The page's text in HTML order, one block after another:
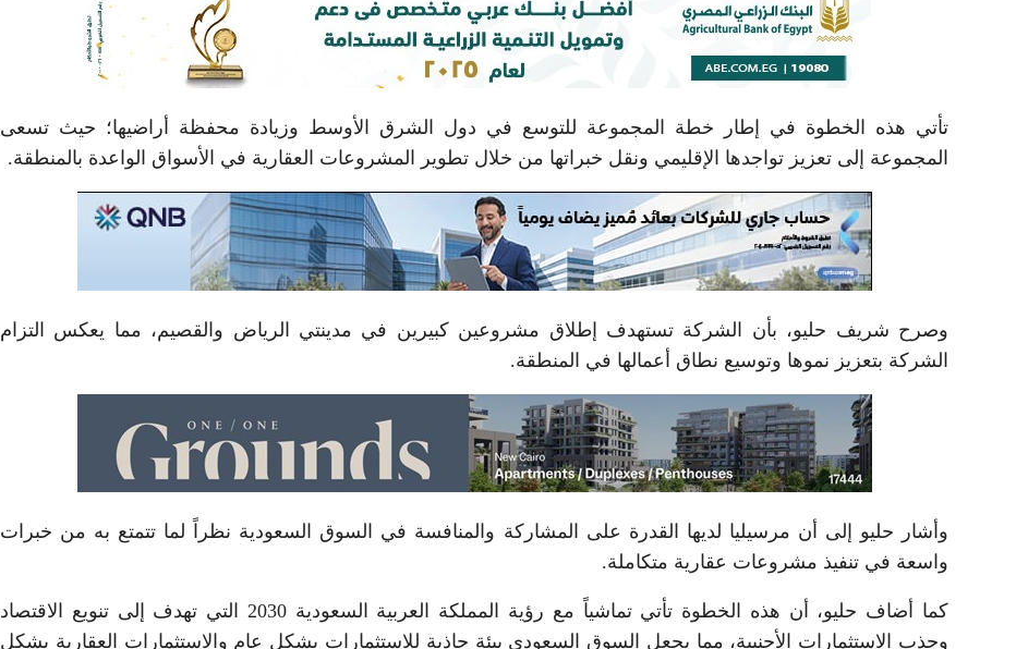
تأتي هذه الخطوة في إطار خطة المجموعة للتوسع في دول الشرق الأوسط وزيادة محفظة أراضيها؛ حيث تسعى
المجموعة إلى تعزيز تواجدها الإقليمي ونقل خبراتها من خلال تطوير المشروعات العقارية في الأسواق الواعدة بالمنطقة.
وصرح شريف حليو، بأن الشركة تستهدف إطلاق مشروعين كبيرين في مدينتي الرياض والقصيم، مما يعكس التزام
الشركة بتعزيز نموها وتوسيع نطاق أعمالها في المنطقة.
وأشار حليو إلى أن مرسيليا لديها القدرة على المشاركة والمنافسة في السوق السعودية نظراً لما تتمتع به من خبرات
واسعة في تنفيذ مشروعات عقارية متكاملة.
كما أضاف حليو، أن هذه الخطوة تأتي تماشياً مع رؤية المملكة العربية السعودية 2030 التي تهدف إلى تنويع الاقتصاد
وجذب الاستثمارات الأجنبية، مما يجعل السوق السعودي بيئة جاذبة للاستثمارات بشكل عام والاستثمارات العقارية بشكل